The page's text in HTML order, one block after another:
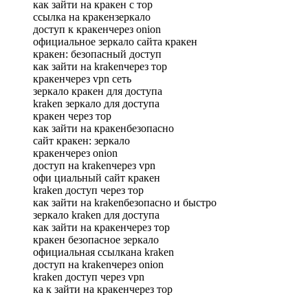
как зайти на кракен с тор
ссылка на кракензеркало
доступ к кракенчерез onion
официальное зеркало сайта кракен
кракен: безопасный доступ
как зайти на krakenчерез тор
кракенчерез vpn сеть
зеркало кракен для доступа
kraken зеркало для доступа
кракен через тор
как зайти на кракенбезопасно
сайт кракен: зеркало
кракенчерез onion
доступ на krakenчерез vpn
офи циальный сайт кракен
kraken доступ через тор
как зайти на krakenбезопасно и быстро
зеркало kraken для доступа
как зайти на кракенчерез тор
кракен безопасное зеркало
официальная ссылкана kraken
доступ на krakenчерез onion
kraken доступ через vpn
ка к зайти на кракенчерез тор